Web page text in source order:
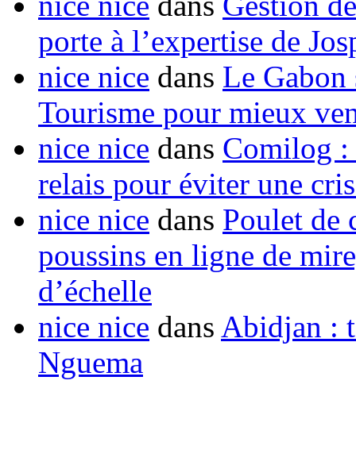
porte à l’expertise de
nice nice dans Le Gabon
Tourisme pour mieux
nice nice dans Comilog :
relais pour éviter une
nice nice dans Poulet de
poussins en ligne de
d’échelle
nice nice dans Abidjan :
Nguema